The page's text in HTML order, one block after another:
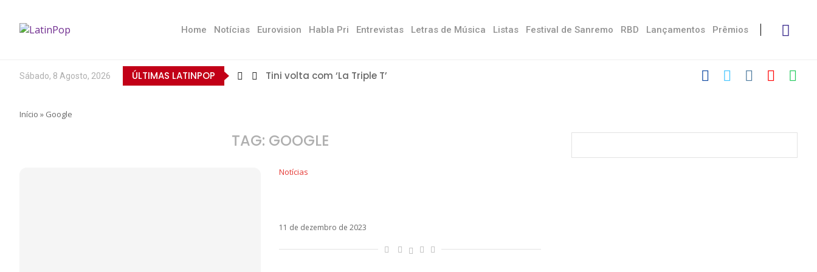
Home Notícias Eurovision Habla Pri Entrevistas Letras de Música Listas Festival de Sanremo RBD Lançamentos Prêmios
Sábado, 8 Agosto, 2026 ÚLTIMAS LATINPOP Tini volta com ‘La Triple T’
Início » Google
TAG: GOOGLE
Notícias
11 de dezembro de 2023